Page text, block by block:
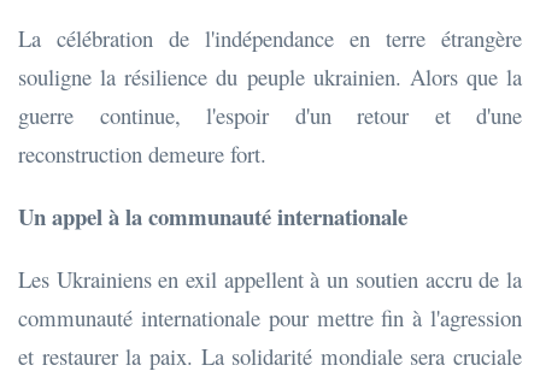
La célébration de l'indépendance en terre étrangère
souligne la résilience du peuple ukrainien. Alors que la
guerre continue, l'espoir d'un retour et d'une
reconstruction demeure fort.
Un appel à la communauté internationale
Les Ukrainiens en exil appellent à un soutien accru de la
communauté internationale pour mettre fin à l'agression
et restaurer la paix. La solidarité mondiale sera cruciale